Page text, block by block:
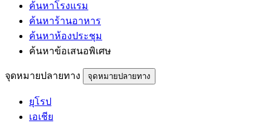
ค้นหาโรงแรม
ค้นหาร้านอาหาร
ค้นหาห้องประชุม
ค้นหาข้อเสนอพิเศษ
จุดหมายปลายทาง จุดหมายปลายทาง
ยุโรป
เอเชีย